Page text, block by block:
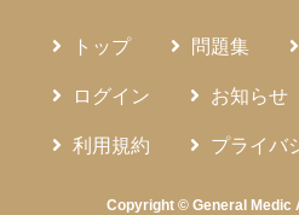
クローン病 クロピドグレル
サルモネラ シェーグレン症候群
トップ 問題集
ログイン お知らせ
利用規約 プライバ
Copyright © General Medic